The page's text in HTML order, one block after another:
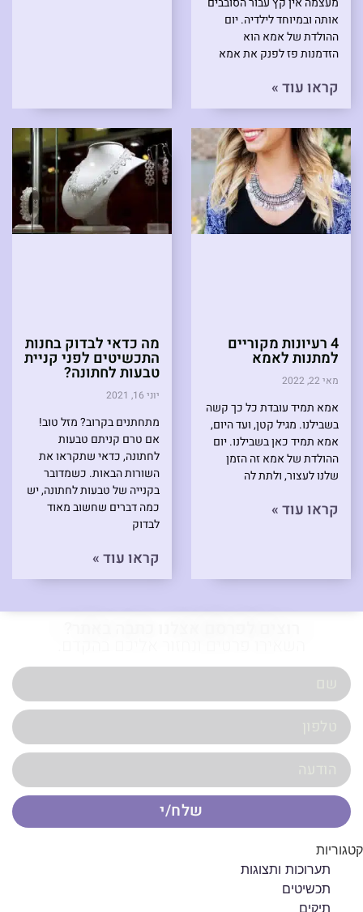
אותה ובמיוחד לילדיה. יום
ההולדת של אמא הוא
הזדמנות פז לפנק את אמא
קראו עוד »
4 רעיונות מקוריים
למתנות לאמא
מאי 22, 2022
אמא תמיד עובדת כל כך קשה
בשבילנו. מגיל קטן, ועד היום,
אמא תמיד כאן בשבילנו. יום
ההולדת של אמא זה הזמן
שלנו לעצור, ולתת לה
קראו עוד »
מה כדאי לבדוק בחנות
התכשיטים לפני קניית
טבעות לחתונה?
יוני 16, 2021
מתחתנים בקרוב? מזל טוב!
אם טרם קניתם טבעות
לחתונה, כדאי שתקראו את
השורות הבאות. כשמדובר
בקנייה של טבעות לחתונה, יש
כמה דברים שחשוב מאוד
לבדוק
קראו עוד »
שלח/י
קטגוריות
תערוכות ותצוגות
תכשיטים
תיקים